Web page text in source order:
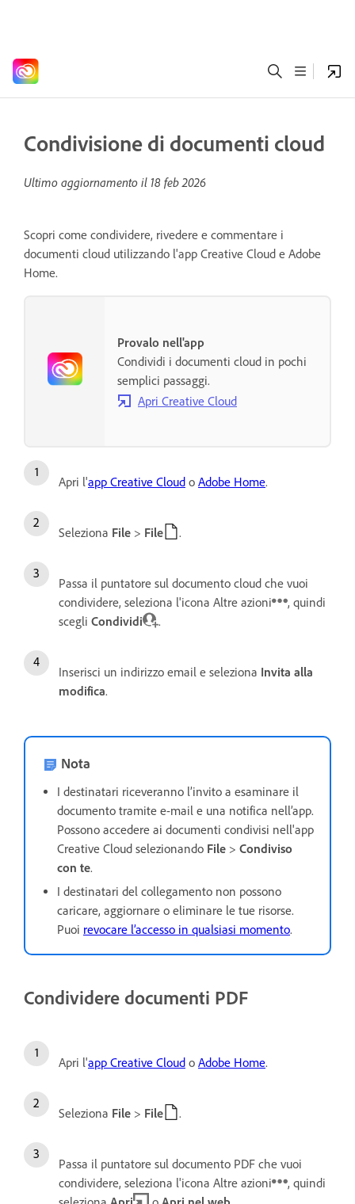
Condivisione di documenti cloud
Ultimo aggiornamento il 18 feb 2026
Scopri come condividere, rivedere e commentare i
documenti cloud utilizzando l'app Creative Cloud e Adobe
Home.
Provalo nell'app
Condividi i documenti cloud in pochi
semplici passaggi.
Apri Creative Cloud
Apri l'app Creative Cloud o Adobe Home.
Seleziona File > File .
Passa il puntatore sul documento cloud che vuoi
condividere, seleziona l'icona Altre azioni
, quindi
scegli Condividi .
Inserisci un indirizzo email e seleziona Invita alla
modifica.
Nota
I destinatari riceveranno l’invito a esaminare il
documento tramite e-mail e una notifica nell’app.
Possono accedere ai documenti condivisi nell'app
Creative Cloud selezionando File > Condiviso
con te.
I destinatari del collegamento non possono
caricare, aggiornare o eliminare le tue risorse.
Puoi revocare l’accesso in qualsiasi momento.
Condividere documenti PDF
Apri l'app Creative Cloud o Adobe Home.
Seleziona File > File .
Passa il puntatore sul documento PDF che vuoi
condividere, seleziona l'icona Altre azioni
, quindi